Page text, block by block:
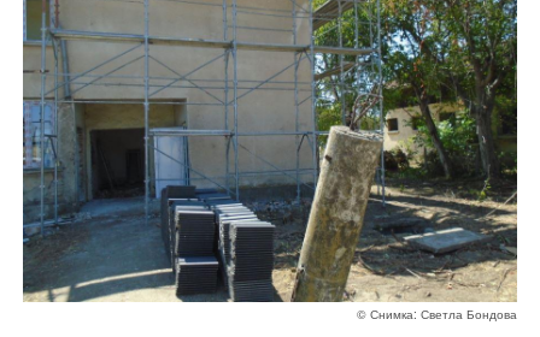
© Снимка: Светла Бондова